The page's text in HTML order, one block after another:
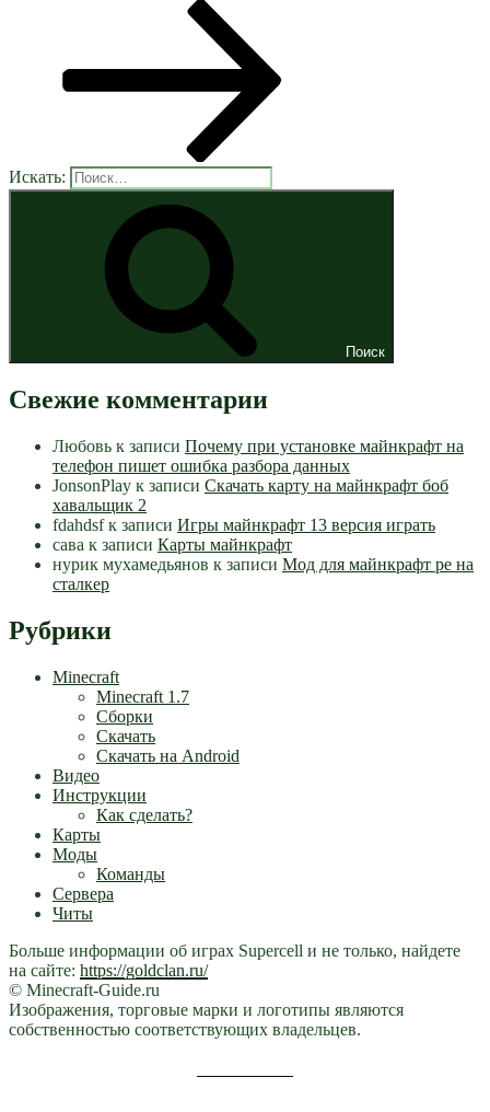
Искать:
Поиск
Свежие комментарии
Любовь к записи Почему при установке майнкрафт на
телефон пишет ошибка разбора данных
JonsonPlay к записи Скачать карту на майнкрафт боб
хавальщик 2
fdahdsfк записи Игры майнкрафт 13 версия играть
сава к записи Карты майнкрафт
нурик мухамедьянов к записи Мод для майнкрафт pe на
сталкер
Рубрики
Minecraft
Minecraft 1.7
Сборки
Скачать
Скачать на Android
Видео
Инструкции
Как сделать?
Карты
Моды
Команды
Сервера
Читы
Больше информации об играх Supercell и не только, найдете
на сайте: https://goldclan.ru/
© Minecraft-Guide.ru
Изображения, торговые марки и логотипы являются
собственностью соответствующих владельцев.